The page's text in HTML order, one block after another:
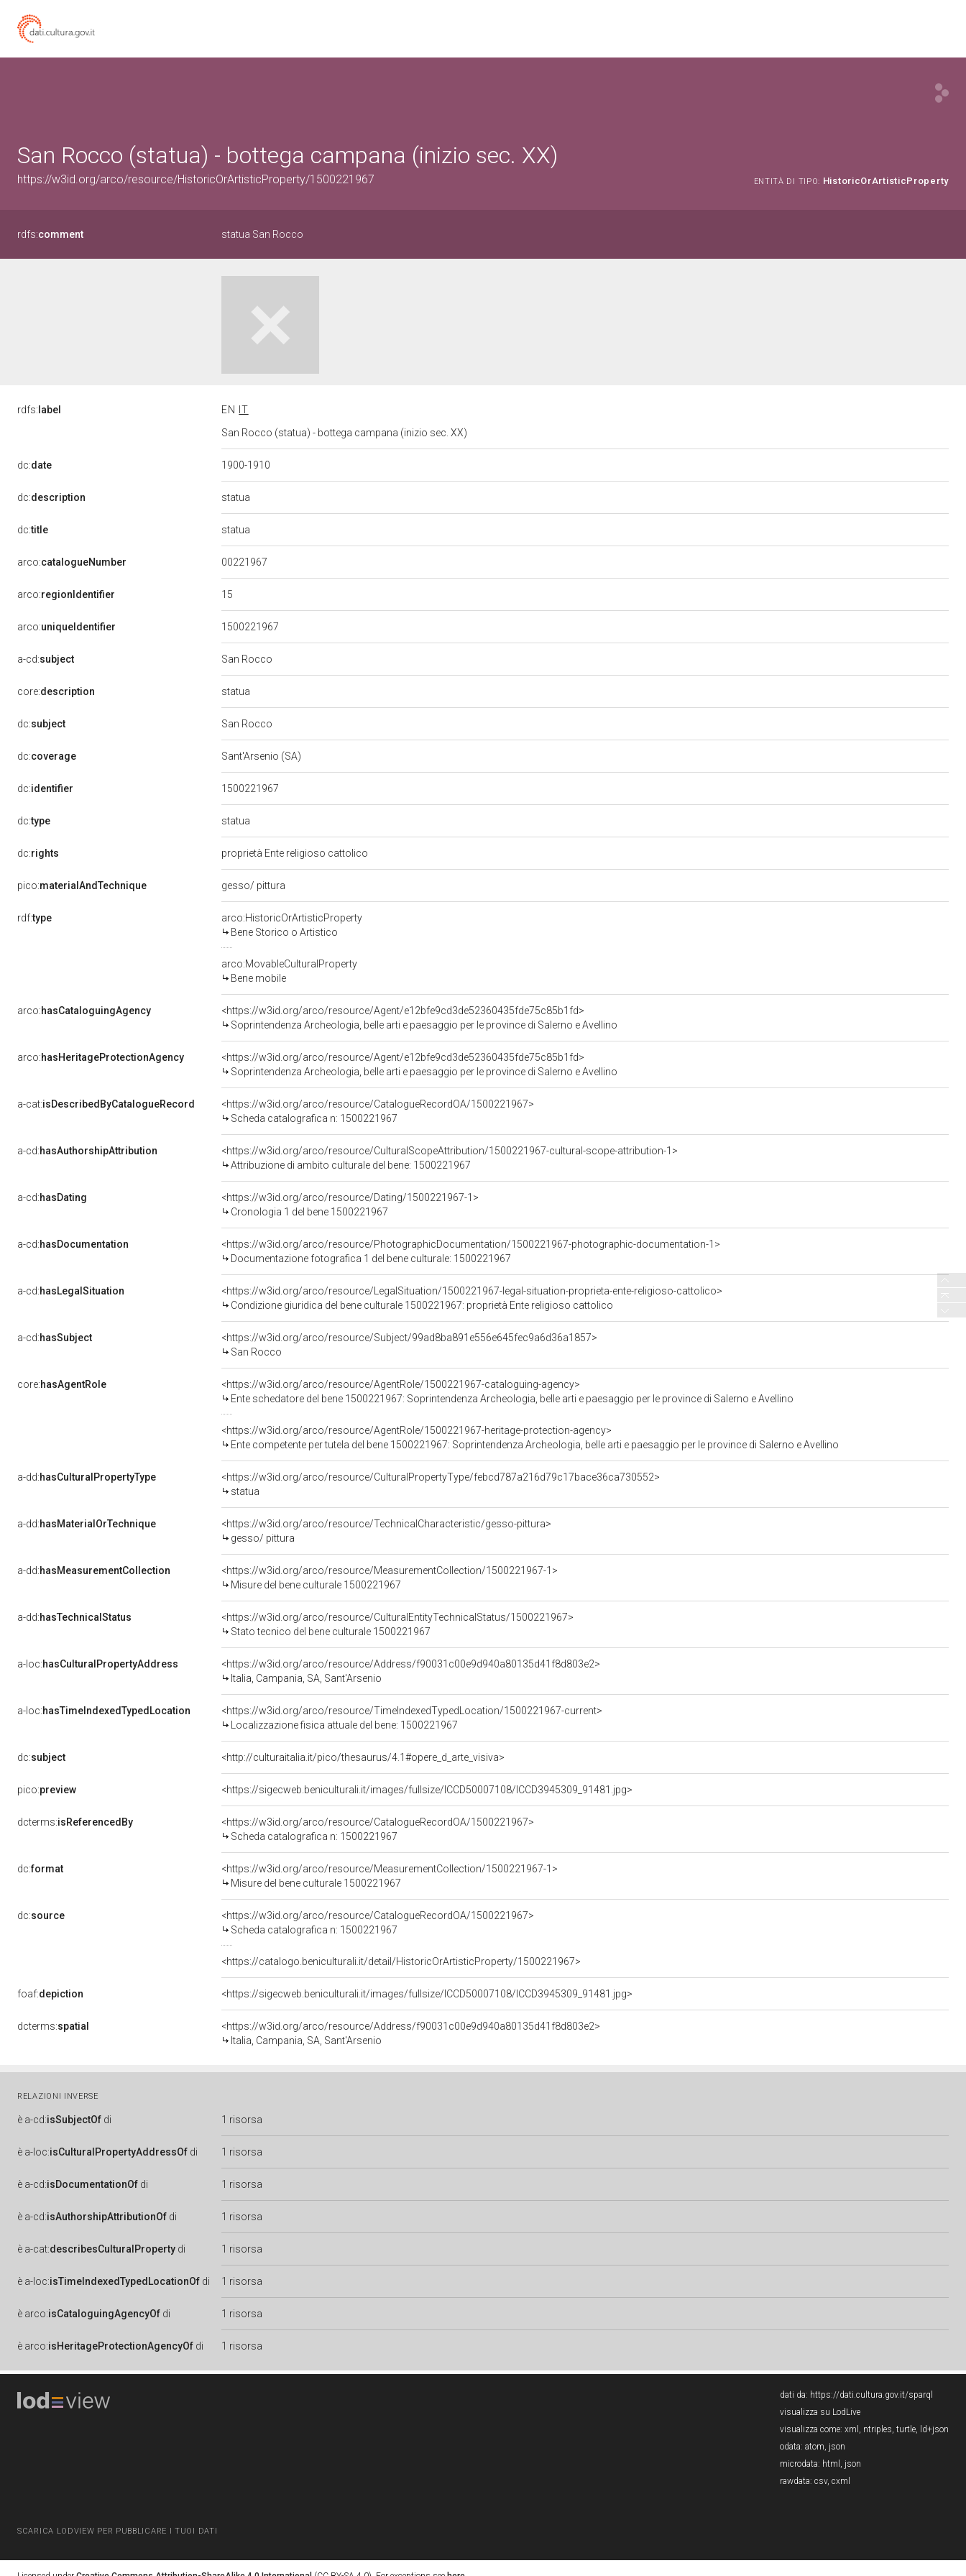
San Rocco (statua) - bottega campana (inizio sec. XX)
https://w3id.org/arco/resource/HistoricOrArtisticProperty/1500221967 ENTITÀ DI TIPO: HistoricOrArtisticProperty
rdfs:comment statua San Rocco
rdfs: label EN
IT
San Rocco (statua) - bottega campana (inizio sec. XX)
dc:date 1900-1910
dc:description statua
dc:title statua
arco:catalogueNumber 00221967
arco:regionIdentifier 15
arco:uniqueIdentifier 1500221967
a-cd:subject San Rocco
core:description statua
dc:subject San Rocco
dc:coverage Sant'Arsenio (SA)
dc:identifier 1500221967
dc:type statua
dc:rights proprietà Ente religioso cattolico
pico:materialAndTechnique gesso/ pittura
rdf:type
arco:HistoricOrArtisticProperty
Bene Storico o Artistico
arco:MovableCulturalProperty
Bene mobile
arco:hasCataloguingAgency
<https://w3id.org/arco/resource/Agent/e12bfe9cd3de52360435fde75c85b1fd>
Soprintendenza Archeologia, belle arti e paesaggio per le province di Salerno e Avellino
arco:hasHeritageProtectionAgency
<https://w3id.org/arco/resource/Agent/e12bfe9cd3de52360435fde75c85b1fd>
Soprintendenza Archeologia, belle arti e paesaggio per le province di Salerno e Avellino
a-cat:isDescribedByCatalogueRecord
<https://w3id.org/arco/resource/CatalogueRecordOA/1500221967>
Scheda catalografica n: 1500221967
a-cd:hasAuthorshipAttribution
<https://w3id.org/arco/resource/CulturalScopeAttribution/1500221967-cultural-scope-attribution-1>
Attribuzione di ambito culturale del bene: 1500221967
a-cd:hasDating
<https://w3id.org/arco/resource/Dating/1500221967-1>
Cronologia 1 del bene 1500221967
a-cd:hasDocumentation
<https://w3id.org/arco/resource/PhotographicDocumentation/1500221967-photographic-documentation-1>
Documentazione fotografica 1 del bene culturale: 1500221967
a-cd:hasLegalSituation
<https://w3id.org/arco/resource/LegalSituation/1500221967-legal-situation-proprieta-ente-religioso-cattolico>
Condizione giuridica del bene culturale 1500221967: proprietà Ente religioso cattolico
a-cd:hasSubject
<https://w3id.org/arco/resource/Subject/99ad8ba891e556e645fec9a6d36a1857>
San Rocco
core:hasAgentRole
<https://w3id.org/arco/resource/AgentRole/1500221967-cataloguing-agency>
Ente schedatore del bene 1500221967: Soprintendenza Archeologia, belle arti e paesaggio per le province di Salerno e Avellino
<https://w3id.org/arco/resource/AgentRole/1500221967-heritage-protection-agency>
Ente competente per tutela del bene 1500221967: Soprintendenza Archeologia, belle arti e paesaggio per le province di Salerno e Avellino
a-dd:hasCulturalPropertyType
<https://w3id.org/arco/resource/CulturalPropertyType/febcd787a216d79c17bace36ca730552>
statua
a-dd:hasMaterialOrTechnique
<https://w3id.org/arco/resource/TechnicalCharacteristic/gesso-pittura>
gesso/ pittura
a-dd:hasMeasurementCollection
<https://w3id.org/arco/resource/MeasurementCollection/1500221967-1>
Misure del bene culturale 1500221967
a-dd:hasTechnicalStatus
<https://w3id.org/arco/resource/CulturalEntityTechnicalStatus/1500221967>
Stato tecnico del bene culturale 1500221967
a-loc:hasCulturalPropertyAddress
<https://w3id.org/arco/resource/Address/f90031c00e9d940a80135d41f8d803e2>
Italia, Campania, SA, Sant'Arsenio
a-loc:hasTimeIndexedTypedLocation
<https://w3id.org/arco/resource/TimeIndexedTypedLocation/1500221967-current>
Localizzazione fisica attuale del bene: 1500221967
dc:subject <http://culturaitalia.it/pico/thesaurus/4.1#opere_d_arte_visiva>
pico:preview <https://sigecweb.beniculturali.it/images/fullsize/ICCD50007108/ICCD3945309_91481.jpg>
dcterms:isReferencedBy
<https://w3id.org/arco/resource/CatalogueRecordOA/1500221967>
Scheda catalografica n: 1500221967
dc:format
<https://w3id.org/arco/resource/MeasurementCollection/1500221967-1>
Misure del bene culturale 1500221967
dc:source
<https://w3id.org/arco/resource/CatalogueRecordOA/1500221967>
Scheda catalografica n: 1500221967
<https://catalogo.beniculturali.it/detail/HistoricOrArtisticProperty/1500221967>
foaf:depiction <https://sigecweb.beniculturali.it/images/fullsize/ICCD50007108/ICCD3945309_91481.jpg>
dcterms:spatial
<https://w3id.org/arco/resource/Address/f90031c00e9d940a80135d41f8d803e2>
Italia, Campania, SA, Sant'Arsenio
RELAZIONI INVERSE
è a-cd:isSubjectOf di 1 risorsa
è a-loc:isCulturalPropertyAddressOf di 1 risorsa
è a-cd:isDocumentationOf di 1 risorsa
è a-cd:isAuthorshipAttributionOf di 1 risorsa
è a-cat:describesCulturalProperty di 1 risorsa
è a-loc:isTimeIndexedTypedLocationOf di 1 risorsa
è arco:isCataloguingAgencyOf di 1 risorsa
è arco:isHeritageProtectionAgencyOf di 1 risorsa
SCARICA LODVIEW PER PUBBLICARE I TUOI DATI
dati da: https://dati.cultura.gov.it/sparql
visualizza su LodLive
visualizza come: xml , ntriples, turtle, ld+json
odata: atom, json
microdata: html , json
rawdata: csv, cxml